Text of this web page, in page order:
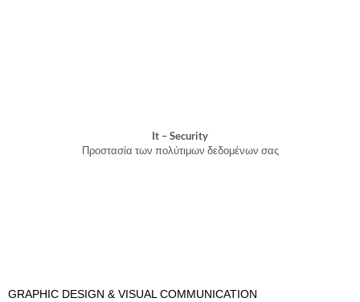
It – Security
Προστασία των πολύτιμων δεδομένων σας
GRAPHIC DESIGN & VISUAL COMMUNICATION